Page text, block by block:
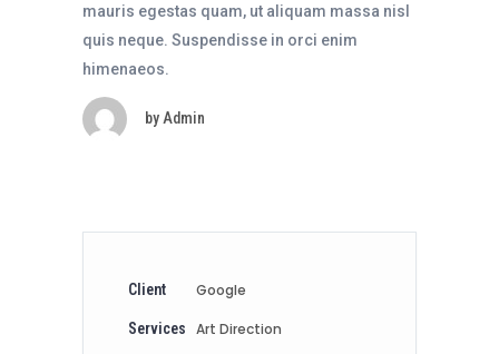
mauris egestas quam, ut aliquam massa nisl
quis neque. Suspendisse in orci enim
himenaeos.
by Admin
Client Google
Services Art Direction